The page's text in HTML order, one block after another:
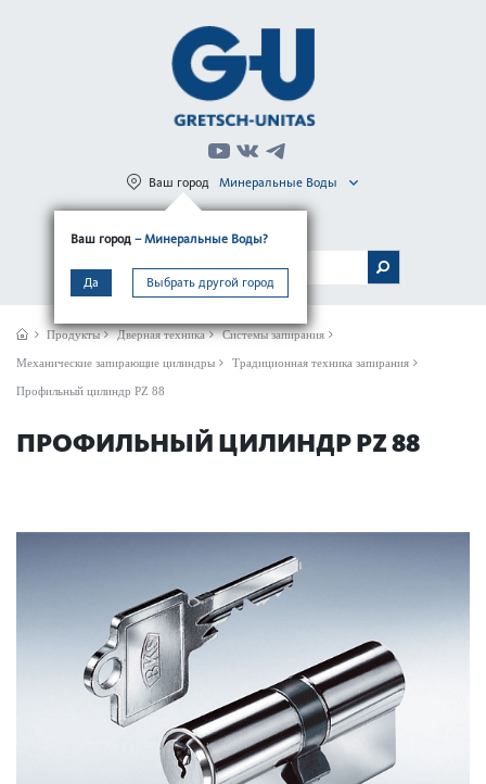
Ваш город – Минеральные Воды?
Да Выбрать другой город
Ваш город Минеральные Воды
МЕНЮ
Продукты Дверная техника Системы запирания
Механические запирающие цилиндры Традиционная техника запирания
Профильный цилиндр PZ 88
ПРОФИЛЬНЫЙ ЦИЛИНДР PZ 88